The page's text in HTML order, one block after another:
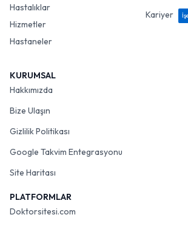
Hastalıklar
Hizmetler
Hastaneler
Kariyer
KURUMSAL
Hakkımızda
Bize Ulaşın
Gizlilik Politikası
Google Takvim Entegrasyonu
Site Haritası
PLATFORMLAR
Doktorsitesi.com